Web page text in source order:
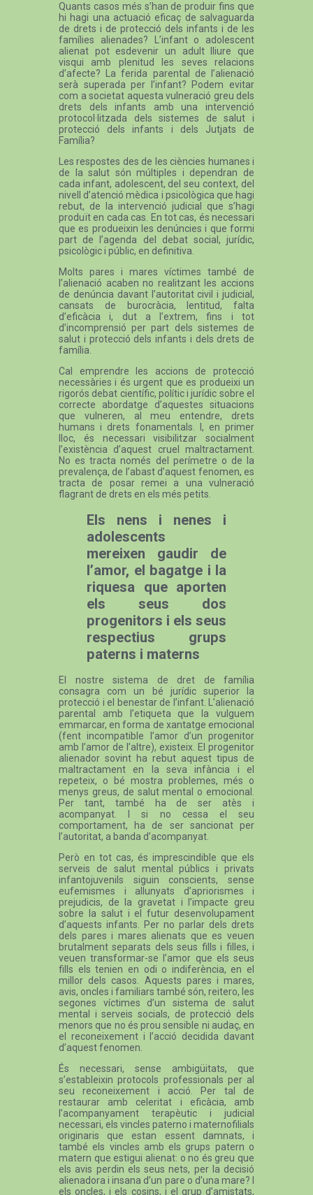
Quants casos més s’han de produir fins que
hi hagi una actuació eficaç de salvaguarda
de drets i de protecció dels infants i de les
famílies alienades? L’infant o adolescent
alienat pot esdevenir un adult lliure que
visqui amb plenitud les seves relacions
d’afecte? La ferida parental de l’alienació
serà superada per l’infant? Podem evitar
com a societat aquesta vulneració greu dels
drets dels infants amb una intervenció
protocol·litzada dels sistemes de salut i
protecció dels infants i dels Jutjats de
Família?
Les respostes des de les ciències humanes i
de la salut són múltiples i dependran de
cada infant, adolescent, del seu context, del
nivell d’atenció mèdica i psicològica que hagi
rebut, de la intervenció judicial que s’hagi
produït en cada cas. En tot cas, és necessari
que es produeixin les denúncies i que formi
part de l’agenda del debat social, jurídic,
psicològic i públic, en definitiva.
Molts pares i mares víctimes també de
l’alienació acaben no realitzant les accions
de denúncia davant l’autoritat civil i judicial,
cansats de burocràcia, lentitud, falta
d’eficàcia i, dut a l’extrem, fins i tot
d’incomprensió per part dels sistemes de
salut i protecció dels infants i dels drets de
família.
Cal emprendre les accions de protecció
necessàries i és urgent que es produeixi un
rigorós debat científic, polític i jurídic sobre el
correcte abordatge d’aquestes situacions
que vulneren, al meu entendre, drets
humans i drets fonamentals. I, en primer
lloc, és necessari visibilitzar socialment
l’existència d’aquest cruel maltractament.
No es tracta només del perímetre o de la
prevalença, de l’abast d’aquest fenomen, es
tracta de posar remei a una vulneració
flagrant de drets en els més petits.
Els nens i nenes i
adolescents
mereixen gaudir de
l’amor, el bagatge i la
riquesa que aporten
els seus dos
progenitors i els seus
respectius grups
paterns i materns
El nostre sistema de dret de família
consagra com un bé jurídic superior la
protecció i el benestar de l’infant. L’alienació
parental amb l’etiqueta que la vulguem
emmarcar, en forma de xantatge emocional
(fent incompatible l’amor d’un progenitor
amb l’amor de l’altre), existeix. El progenitor
alienador sovint ha rebut aquest tipus de
maltractament en la seva infància i el
repeteix, o bé mostra problemes, més o
menys greus, de salut mental o emocional.
Per tant, també ha de ser atès i
acompanyat. I si no cessa el seu
comportament, ha de ser sancionat per
l’autoritat, a banda d’acompanyat.
Però en tot cas, és imprescindible que els
serveis de salut mental públics i privats
infantojuvenils siguin conscients, sense
eufemismes i allunyats d’apriorismes i
prejudicis, de la gravetat i l’impacte greu
sobre la salut i el futur desenvolupament
d’aquests infants. Per no parlar dels drets
dels pares i mares alienats que es veuen
brutalment separats dels seus fills i filles, i
veuen transformar-se l’amor que els seus
fills els tenien en odi o indiferència, en el
millor dels casos. Aquests pares i mares,
avis, oncles i familiars també són, reitero, les
segones víctimes d’un sistema de salut
mental i serveis socials, de protecció dels
menors que no és prou sensible ni audaç, en
el reconeixement i l’acció decidida davant
d’aquest fenomen.
És necessari, sense ambigüitats, que
s’estableixin protocols professionals per al
seu reconeixement i acció. Per tal de
restaurar amb celeritat i eficàcia, amb
l’acompanyament terapèutic i judicial
necessari, els vincles paterno i maternofilials
originaris que estan essent damnats, i
també els vincles amb els grups patern o
matern que estigui alienat: o no és greu que
els avis perdin els seus nets, per la decisió
alienadora i insana d’un pare o d’una mare? I
els oncles, i els cosins, i el grup d’amistats,